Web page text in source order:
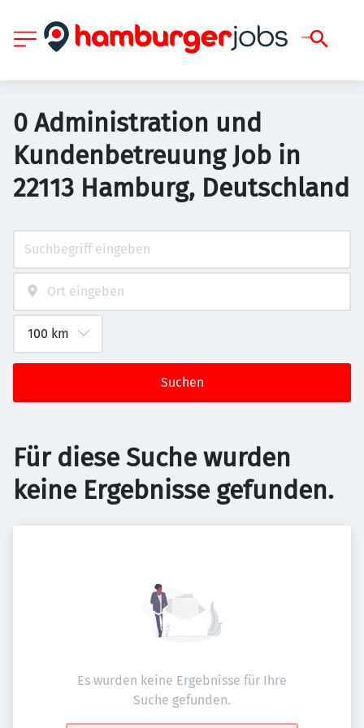
0 Administration und
Kundenbetreuung Job in
22113 Hamburg, Deutschland
Suchen
Für diese Suche wurden
keine Ergebnisse gefunden.
Es wurden keine Ergebnisse für Ihre
Suche gefunden.